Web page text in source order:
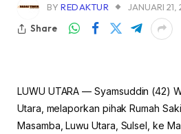
BY REDAKTUR
JANUARI 21,
Share
LUWU UTARA — Syamsuddin (42)
Utara, melaporkan pihak Rumah
Masamba, Luwu Utara, Sulsel, ke